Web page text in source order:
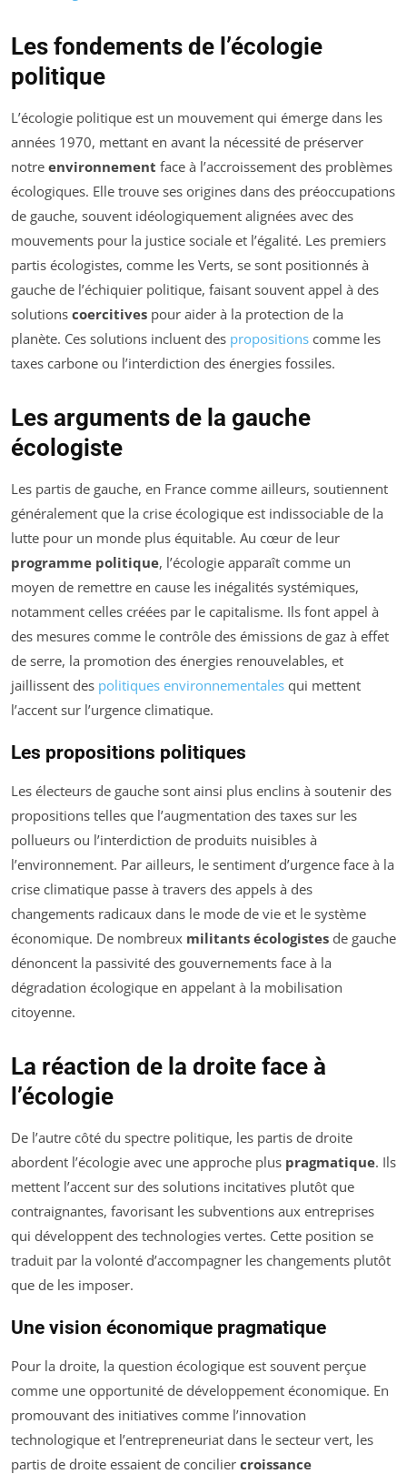
Les fondements de l’écologie
politique
L’écologie politique est un mouvement qui émerge dans les
années 1970, mettant en avant la nécessité de préserver
notre environnement face à l’accroissement des problèmes
écologiques. Elle trouve ses origines dans des préoccupations
de gauche, souvent idéologiquement alignées avec des
mouvements pour la justice sociale et l’égalité. Les premiers
partis écologistes, comme les Verts, se sont positionnés à
gauche de l’échiquier politique, faisant souvent appel à des
solutions coercitives pour aider à la protection de la
planète. Ces solutions incluent des propositions comme les
taxes carbone ou l’interdiction des énergies fossiles.
Les arguments de la gauche
écologiste
Les partis de gauche, en France comme ailleurs, soutiennent
généralement que la crise écologique est indissociable de la
lutte pour un monde plus équitable. Au cœur de leur
programme politique, l’écologie apparaît comme un
moyen de remettre en cause les inégalités systémiques,
notamment celles créées par le capitalisme. Ils font appel à
des mesures comme le contrôle des émissions de gaz à effet
de serre, la promotion des énergies renouvelables, et
jaillissent des politiques environnementales qui mettent
l’accent sur l’urgence climatique.
Les propositions politiques
Les électeurs de gauche sont ainsi plus enclins à soutenir des
propositions telles que l’augmentation des taxes sur les
pollueurs ou l’interdiction de produits nuisibles à
l’environnement. Par ailleurs, le sentiment d’urgence face à la
crise climatique passe à travers des appels à des
changements radicaux dans le mode de vie et le système
économique. De nombreux militants écologistes de gauche
dénoncent la passivité des gouvernements face à la
dégradation écologique en appelant à la mobilisation
citoyenne.
La réaction de la droite face à
l’écologie
De l’autre côté du spectre politique, les partis de droite
abordent l’écologie avec une approche plus pragmatique. Ils
mettent l’accent sur des solutions incitatives plutôt que
contraignantes, favorisant les subventions aux entreprises
qui développent des technologies vertes. Cette position se
traduit par la volonté d’accompagner les changements plutôt
que de les imposer.
Une vision économique pragmatique
Pour la droite, la question écologique est souvent perçue
comme une opportunité de développement économique. En
promouvant des initiatives comme l’innovation
technologique et l’entrepreneuriat dans le secteur vert, les
partis de droite essaient de concilier croissance